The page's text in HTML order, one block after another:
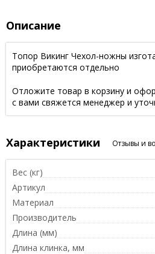
Описание
Топор Викинг Чехол-ножны
приобретаются отдельно
Отложите товар в корзину и
с вами свяжется менеджер и
Характеристики Отзывы и
Вес (кг)
Артикул
Материал
Производитель
Длина (мм)
Длина клинка, мм